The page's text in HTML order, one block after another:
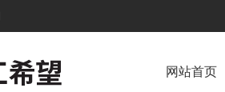
网站首页